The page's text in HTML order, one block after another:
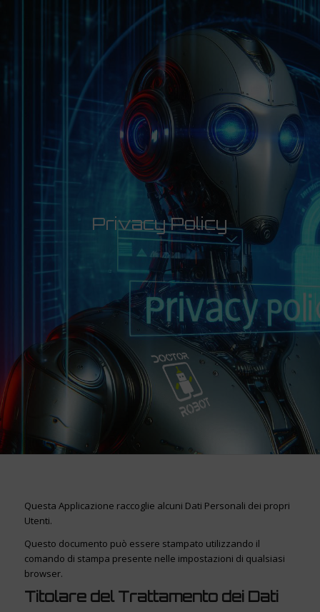
Privacy Policy
Questa Applicazione raccoglie alcuni Dati Personali dei propri
Utenti.
Questo documento può essere stampato utilizzando il
comando di stampa presente nelle impostazioni di qualsiasi
browser.
Titolare del Trattamento dei Dati